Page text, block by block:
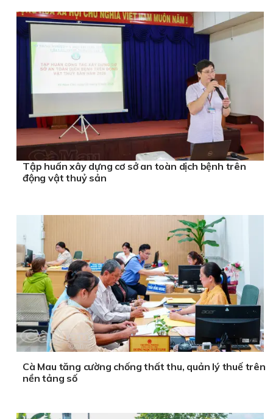
Tập huấn xây dựng cơ sở an toàn dịch bệnh trên
động vật thuỷ sản
Cà Mau tăng cường chống thất thu, quản lý thuế trên
nền tảng số